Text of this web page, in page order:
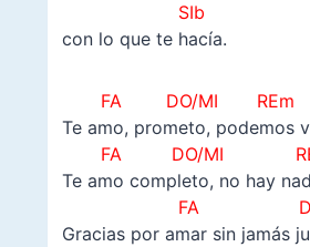
SIb
con lo que te hacía.
FA
DO/MI
Te amo, prometo, podemos
FA
DO/MI
Te amo completo, no hay
FA
Gracias por amar sin jamás